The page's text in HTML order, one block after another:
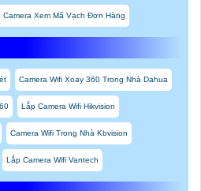
Camera Xem Mã Vạch Đơn Hàng
Camera Wifi Xoay 360 Trong Nhà Dahua
Lắp Camera Wifi Hikvision
Camera Wifi Trong Nhà Kbvision
Lắp Camera Wifi Vantech